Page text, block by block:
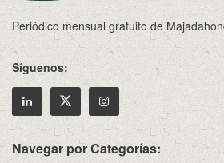
Periódico mensual gratuito de
Síguenos:
Navegar por Categorías: